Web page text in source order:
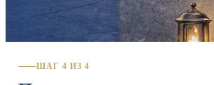
ШАГ 4 ИЗ 4